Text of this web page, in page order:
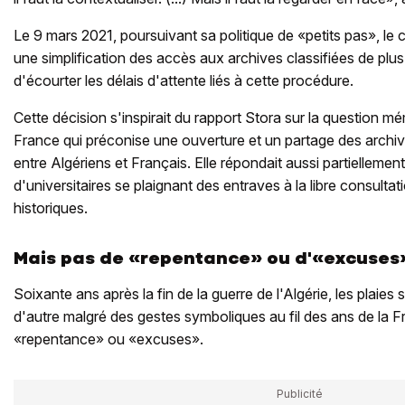
Le 9 mars 2021, poursuivant sa politique de «petits pas»,
une simplification des accès aux archives classifiées de
d'écourter les délais d'attente liés à cette procédure.
Cette décision s'inspirait du rapport Stora sur la question
France qui préconise une ouverture et un partage des
entre Algériens et Français. Elle répondait aussi
d'universitaires se plaignant des entraves à la libre
historiques.
Mais pas de «repentance» ou
Soixante ans après la fin de la guerre de l'Algérie, les plaies
d'autre malgré des gestes symboliques au fil des ans de la
«repentance» ou «excuses».